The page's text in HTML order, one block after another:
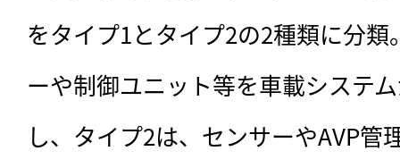
をタイプ1とタイプ2の2種類に分
ーや制御ユニット等を車載システ
し、タイプ2は、センサーやAVP管